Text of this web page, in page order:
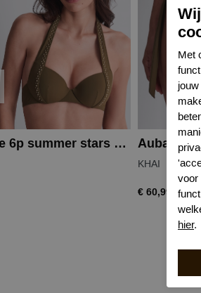
Aubade 6p summer stars bikinitop
KHAI
€ 60,99
Met
voor
hier.